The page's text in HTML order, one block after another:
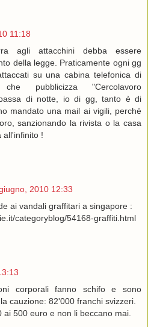
11:18
agli attacchini debba essere
della legge. Praticamente ogni gg
su una cabina telefonica di
pubblicizza "Cercolavoro
passa di notte, io di gg, tanto è di
mandato una mail ai vigili, perchè
sanzionando la rivista o la casa
all'infinito !
2010 12:33
ai vandali graffitari a singapore :
categoryblog/54168-graffiti.html
corporali fanno schifo e sono
cauzione: 82'000 franchi svizzeri.
ai 500 euro e non li beccano mai.